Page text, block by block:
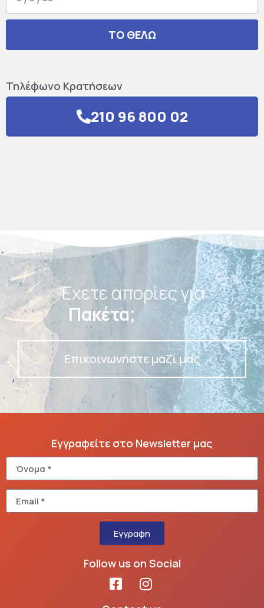
ΤΟ ΘΕΛΩ
Τηλέφωνο Κρατήσεων
210 96 800 02
Έχετε απορίες για
Πακέτα;
Επικοινωνήστε μαζί μας
Εγγραφείτε στο Newsletter μας
Εγγραφη
Follow us on Social